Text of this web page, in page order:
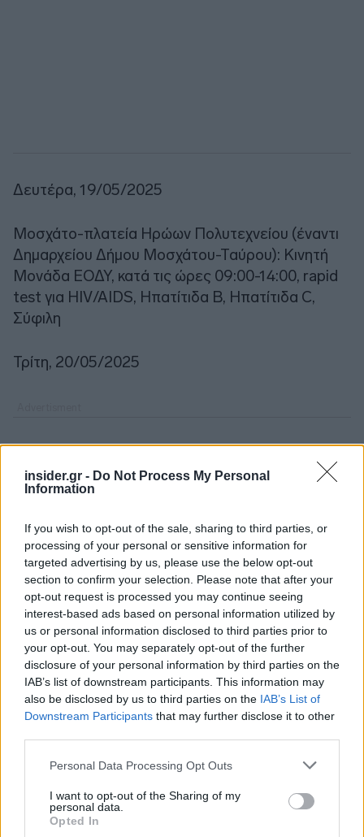
insider.gr - Do Not Process My Personal
Information
If you wish to opt-out of the sale, sharing to third parties, or
processing of your personal or sensitive information for
targeted advertising by us, please use the below opt-out
section to confirm your selection. Please note that after your
opt-out request is processed you may continue seeing
interest-based ads based on personal information utilized by
us or personal information disclosed to third parties prior to
your opt-out. You may separately opt-out of the further
disclosure of your personal information by third parties on the
IAB’s list of downstream participants. This information may
also be disclosed by us to third parties on the IAB’s List of
Downstream Participants that may further disclose it to other
Please note that this website/app uses one or more Google
not limited to your visit or usage behaviour. You may click to
grant or deny consent to Google and its third-party tags to
use your data for below specified purposes in below Google
Personal Data Processing Opt Outs
I want to opt-out of the Sharing of my
personal data.
Opted In
Δευτέρα, 19/05/2025
Μοσχάτο-πλατεία Ηρώων Πολυτεχνείου (έναντι
Δημαρχείου Δήμου Μοσχάτου-Ταύρου): Κινητή
Μονάδα ΕΟΔΥ, κατά τις ώρες 09:00-14:00, rapid
test για HIV/AIDS, Ηπατίτιδα Β, Ηπατίτιδα C,
Σύφιλη
Τρίτη, 20/05/2025